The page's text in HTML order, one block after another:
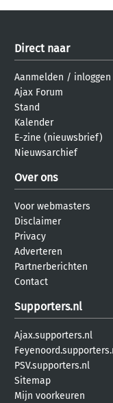
Direct naar
Aanmelden / inloggen
Ajax Forum
Stand
Kalender
E-zine (nieuwsbrief)
Nieuwsarchief
Over ons
Voor webmasters
Disclaimer
Privacy
Adverteren
Partnerberichten
Contact
Supporters.nl
Ajax.supporters.nl
PSV.supporters.nl
Sitemap
Mijn voorkeuren